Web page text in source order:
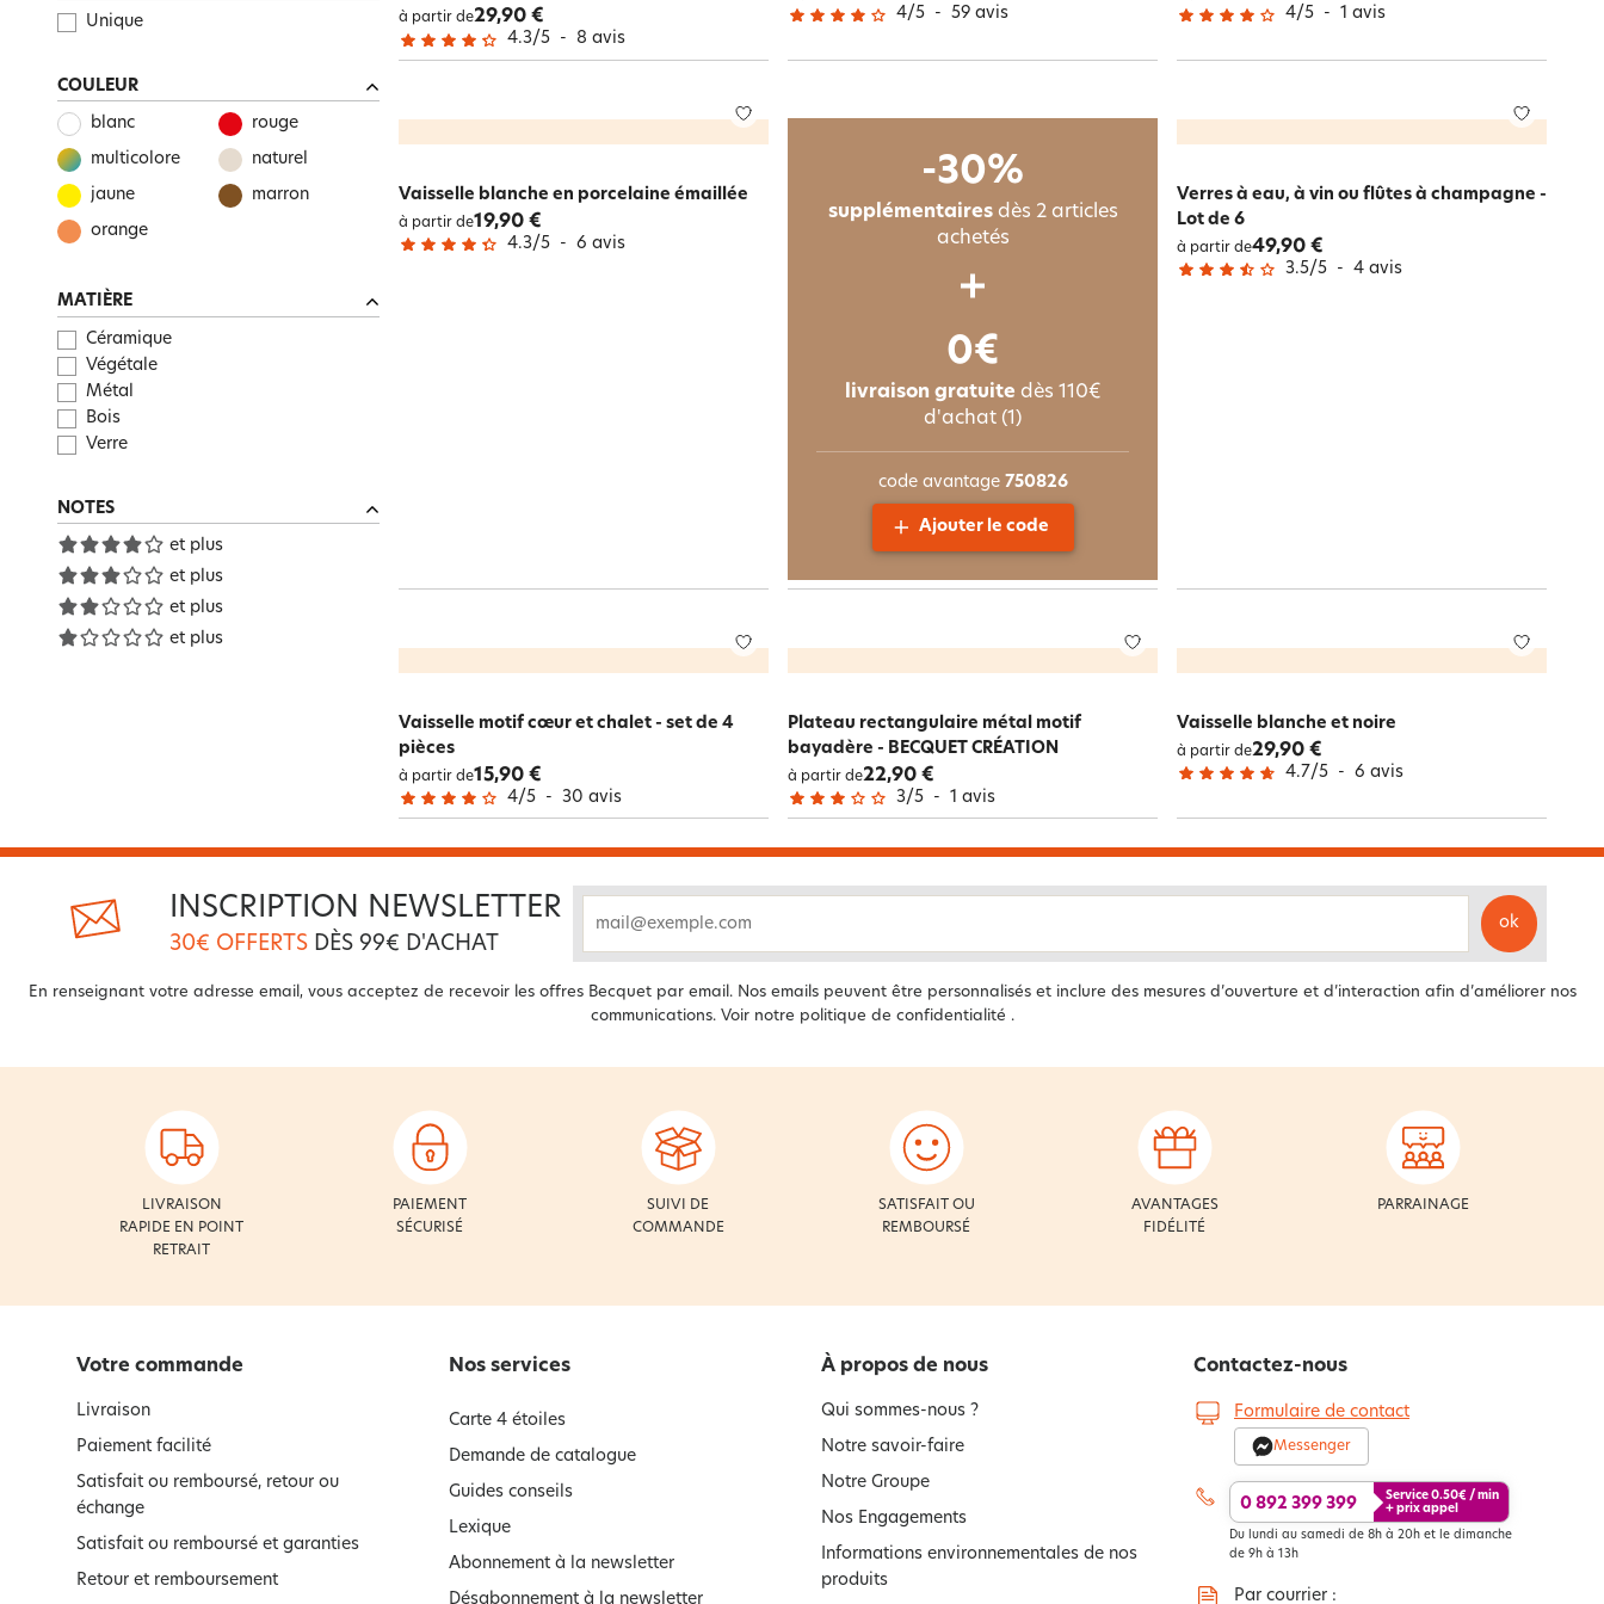
Unique
COULEUR
blanc
rouge
multicolore
naturel
jaune
marron
orange
MATIÈRE
Céramique
Végétale
Métal
Bois
Verre
NOTES
et plus
et plus
et plus
et plus
à partir de29,90 €
4.3/5 - 8 avis
4/5 - 59 avis 4/5 - 1 avis
Vaisselle blanche en porcelaine émaillée
à partir de19,90 €
4.3/5 - 6 avis
Verres à eau, à vin ou flûtes à champagne -
Lot de 6
à partir de49,90 €
3.5/5 - 4 avis
Vaisselle motif cœur et chalet - set de 4
pièces
à partir de15,90 €
4/5 - 30 avis
Plateau rectangulaire métal motif
bayadère - BECQUET CRÉATION
à partir de22,90 €
3/5 - 1 avis
Vaisselle blanche et noire
à partir de29,90 €
4.7/5 - 6 avis
-30%
supplémentaires dès 2 articles
achetés
0€
livraison gratuite dès 110€
d'achat (1)
code avantage 750826
Ajouter le code
INSCRIPTION NEWSLETTER
30€ OFFERTS DÈS 99€ D'ACHAT
ok
En renseignant votre adresse email, vous acceptez de recevoir les offres Becquet par email. Nos emails peuvent être personnalisés et inclure des mesures d’ouverture et d’interaction afin d’améliorer nos
communications. Voir notre politique de confidentialité .
LIVRAISON
RAPIDE EN POINT
RETRAIT
PAIEMENT
SÉCURISÉ
SUIVI DE
COMMANDE
SATISFAIT OU
REMBOURSÉ
AVANTAGES
FIDÉLITÉ
PARRAINAGE
Votre commande
Livraison
Paiement facilité
Satisfait ou remboursé, retour ou
échange
Satisfait ou remboursé et garanties
Retour et remboursement
Nos services
Carte 4 étoiles
Demande de catalogue
Guides conseils
Lexique
Abonnement à la newsletter
Désabonnement à la newsletter
À propos de nous
Qui sommes-nous ?
Notre savoir-faire
Notre Groupe
Nos Engagements
Informations environnementales de nos
produits
Contactez-nous
Formulaire de contact
Messenger
0 892 399 399 Service0.50€ / min
+ prix appel
Du lundi au samedi de 8h à 20h et le dimanche
de 9h à 13h
Par courrier :